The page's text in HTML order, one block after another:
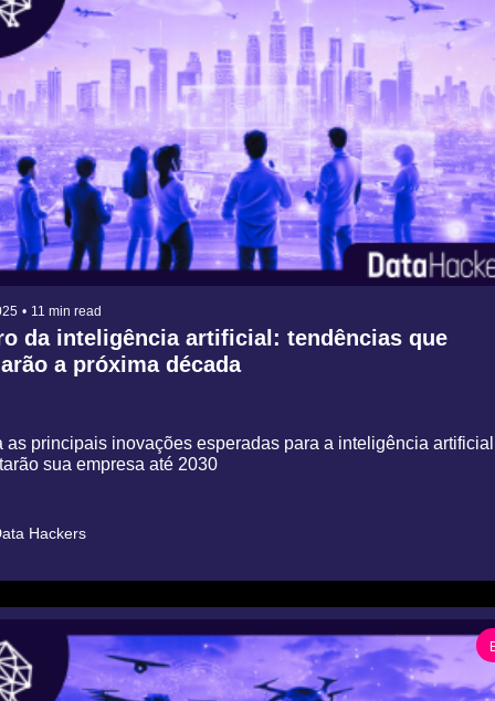
• 11 min read
da inteligência artificial: tendências que
a próxima década
as principais inovações esperadas para a inteligência
sua empresa até 2030
Hackers